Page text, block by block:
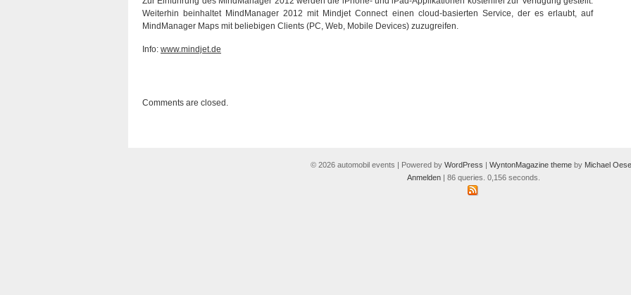
Weiterhin beinhaltet MindManager 2012 mit Mindjet Connect einen cloud-basierten Service, der es erlaubt, auf
MindManager Maps mit beliebigen Clients (PC, Web, Mobile Devices) zuzugreifen.
Info: www.mindjet.de
Comments are closed.
© 2026 automobil events | Powered by WordPress | WyntonMagazine theme by Michael
Anmelden| 86 queries. 0,156 seconds.